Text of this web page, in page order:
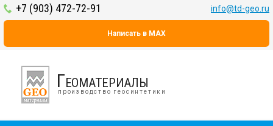
+7 (903) 472-72-91 info@td-geo.ru
Написать в MAX
Геоматериалы
производство геосинтетики